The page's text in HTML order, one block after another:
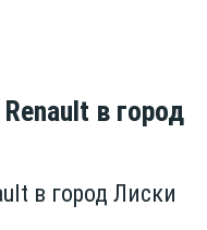
в город
в город Лиски